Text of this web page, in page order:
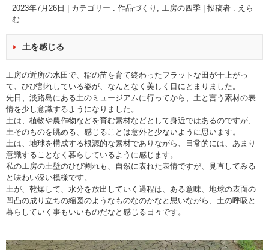
2023年7月26日 カテゴリー : 作品づくり , 工房の四季
投稿者 : えら
む
土を感じる
工房の近所の水田で、稲の苗を育て終わったフラットな田が干上がっ
て、ひび割れしている姿が、なんとなく美しく目にとまりました。
先日、淡路島にある土のミュージアムに行ってから、土と言う素材の表
情を少し意識するようになりました。
土は、植物や農作物などを育む素材などとして身近ではあるのですが、
土そのものを眺める、感じることは意外と少ないように思います。
土は、地球を構成する根源的な素材でありながら、日常的には、あまり
意識することなく暮らしているように感じます。
私の工房の土壁のひび割れも、自然に表れた表情ですが、見直してみる
と味わい深い模様です。
土が、乾燥して、水分を放出していく過程は、ある意味、地球の表面の
凹凸の成り立ちの縮図のようなものなのかなと思いながら、土の呼吸と
暮らしていく事もいいものだなと感じる日々です。